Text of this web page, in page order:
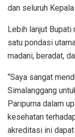
dan seluruh
Lebih lanjut Bupati
satu pondasi
madani, beradat,
“Saya sangat
Simalanggang
Paripurna dalam
kesehatan
akreditasi ini